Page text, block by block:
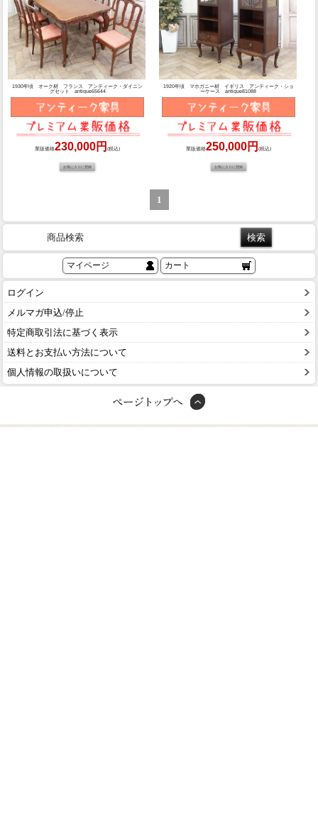
1930年頃 オーク材 フランス アンティーク・ダイニン
グセット antique65644
業販価格230,000円(税込)
1920年頃 マホガニー材 イギリス アンティーク・ショ
ーケース antique81088
業販価格250,000円 (税込)
1
商品検索
マイページ カート
ログイン
メルマガ申込/停止
特定商取引法に基づく表示
送料とお支払い方法について
個人情報の取扱いについて